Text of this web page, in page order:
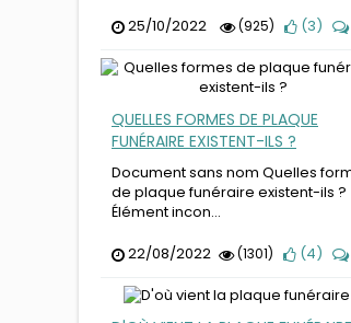
25/10/2022
(925) (3)
QUELLES FORMES DE PLAQUE
FUNÉRAIRE EXISTENT-ILS ?
Document sans nom Quelles
de plaque funéraire existent-ils ?
Élément incon...
22/08/2022
(1301) (4)